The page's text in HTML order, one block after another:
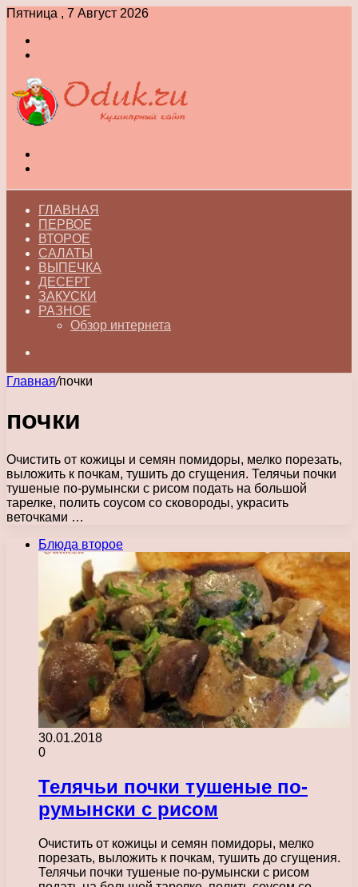
Пятница , 7 Август 2026
ГЛАВНАЯ
ПЕРВОЕ
ВТОРОЕ
САЛАТЫ
ВЫПЕЧКА
ДЕСЕРТ
ЗАКУСКИ
РАЗНОЕ
Обзор интернета
Главная/почки
почки
Очистить от кожицы и семян помидоры, мелко порезать,
выложить к почкам, тушить до сгущения. Телячьи почки
тушеные по-румынски с рисом подать на большой
тарелке, полить соусом со сковороды, украсить
веточками …
Блюда второе
30.01.2018
0
Телячьи почки тушеные по-
румынски с рисом
Очистить от кожицы и семян помидоры, мелко
порезать, выложить к почкам, тушить до сгущения.
Телячьи почки тушеные по-румынски с рисом